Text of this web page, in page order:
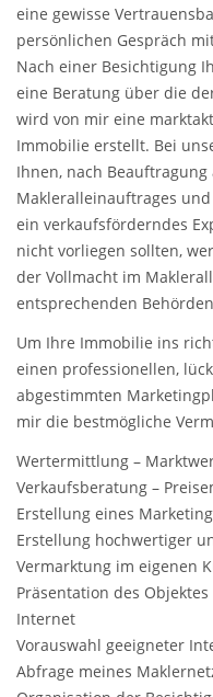
eine gewisse
persönlichen Gespräch
Nach einer Besichtigung
eine Beratung über die
wird von mir eine
Immobilie erstellt. Bei
Ihnen, nach
Makleralleinauftrages
ein verkaufsförderndes
nicht vorliegen sollten,
der Vollmacht im
entsprechenden
Um Ihre Immobilie ins
einen professionellen,
abgestimmten
mir die bestmögliche
Wertermittlung –
Verkaufsberatung –
Erstellung eines
Erstellung hochwertiger
Vermarktung im eigenen
Präsentation des
Internet
Vorauswahl geeigneter
Abfrage meines